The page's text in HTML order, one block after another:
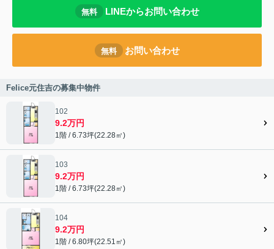
無料 LINEからお問い合わせ
無料 お問い合わせ
Felice元住吉の募集中物件
102
9.2万円
1階 / 6.73坪(22.28㎡)
103
9.2万円
1階 / 6.73坪(22.28㎡)
104
9.2万円
1階 / 6.80坪(22.51㎡)